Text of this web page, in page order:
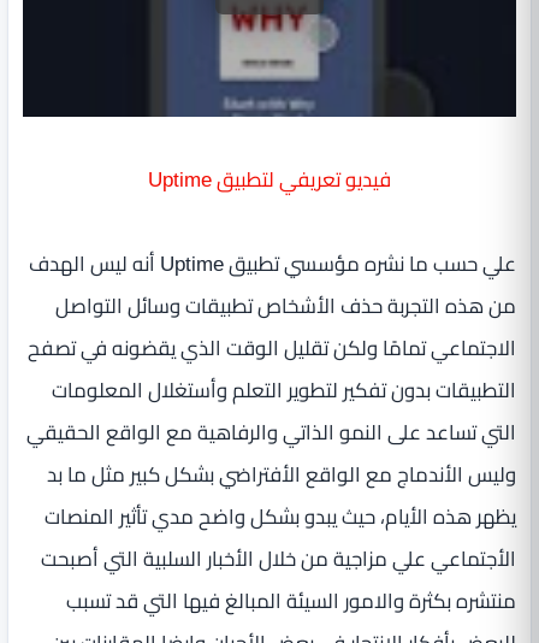
فيديو تعريفي لتطبيق Uptime
علي حسب ما نشره مؤسسي تطبيق Uptime أنه ليس الهدف
من هذه التجربة حذف الأشخاص تطبيقات وسائل التواصل
الاجتماعي تمامًا ولكن تقليل الوقت الذي يقضونه في تصفح
التطبيقات بدون تفكير لتطوير التعلم وأستغلال المعلومات
التي تساعد على النمو الذاتي والرفاهية مع الواقع الحقيقي
وليس الأندماج مع الواقع الأفتراضي بشكل كبير مثل ما بد
يظهر هذه الأيام، حيث يبدو بشكل واضح مدي تأثير المنصات
الأجتماعي علي مزاجية من خلال الأخبار السلبية التي أصبحت
منتشره بكثرة والامور السيئة المبالغ فيها التي قد تسبب